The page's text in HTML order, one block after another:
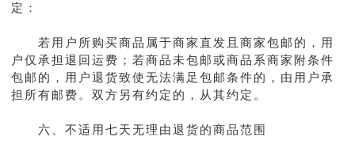
定：
若用户所购买商品属于商家直发且商家包邮的，用
户仅承担退回运费；若商品未包邮或商品系商家附条件
包邮的，用户退货致使无法满足包邮条件的，由用户承
担所有邮费。双方另有约定的，从其约定。
六、不适用七天无理由退货的商品范围